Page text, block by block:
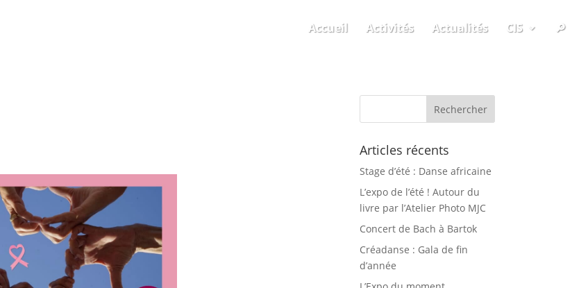
Accueil Activités Actualités CIS 🔎
Articles récents
Stage d’été : Danse africaine
L’expo de l’été ! Autour du
livre par l’Atelier Photo MJC
Concert de Bach à Bartok
Créadanse : Gala de fin
d’année